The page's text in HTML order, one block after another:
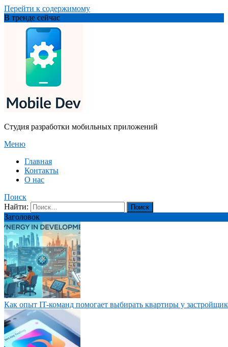
Перейти к содержимому
В тренде сейчас
Студия разработки мобильных приложений
Меню
Главная
Контакты
О нас
Поиск
Найти:
Заголовок
Как опыт IT-команд помогает выбирать квартиры у